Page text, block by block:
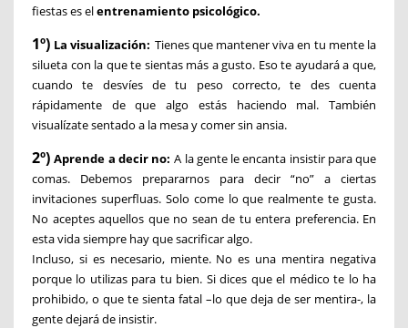
fiestas es elentrenamiento psicológico.
1º) La visualización: Tienes que mantener viva en tu mente la
silueta con la que te sientas más a gusto. Eso te ayudará a que,
cuando te desvíes de tu peso correcto, te des cuenta
rápidamente de que algo estás haciendo mal. También
visualízate sentado a la mesa y comer sin ansia.
2º)Aprende a decir no: A la gente le encanta insistir para que
comas. Debemos prepararnos para decir “no” a ciertas
invitaciones superfluas. Solo come lo que realmente te gusta.
No aceptes aquellos que no sean de tu entera preferencia. En
esta vida siempre hay que sacrificar algo.
Incluso, si es necesario, miente. No es una mentira negativa
porque lo utilizas para tu bien. Si dices que el médico te lo ha
prohibido, o que te sienta fatal –lo que deja de ser mentira-, la
gente dejará de insistir.